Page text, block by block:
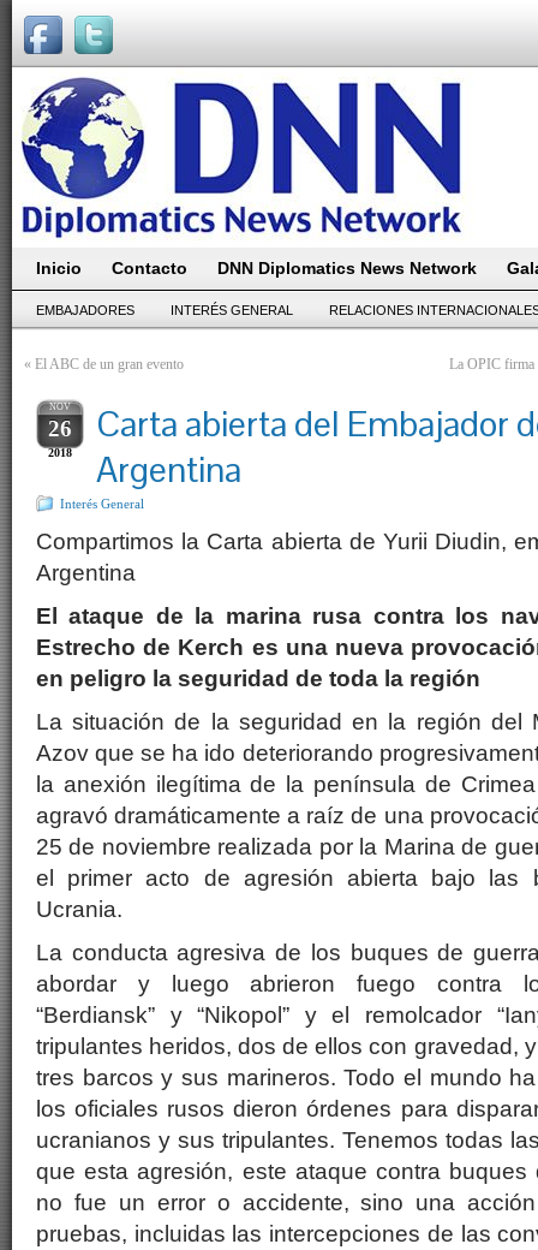
Inicio Contacto DNN Diplomatics News Network
EMBAJADORES INTERÉS GENERAL RELACIONES
« El ABC de un gran evento La OPIC firma
NOV
26
2018
Carta abierta del Embajador
Argentina
Interés General
Compartimos la Carta abierta de Yurii Diudin,
Argentina
El ataque de la marina rusa contra los
Estrecho de Kerch es una nueva
en peligro la seguridad de toda la región
La situación de la seguridad en la región del
Azov que se ha ido deteriorando
la anexión ilegítima de la península de
agravó dramáticamente a raíz de una
25 de noviembre realizada por la Marina de
el primer acto de agresión abierta bajo las
Ucrania.
La conducta agresiva de los buques de
abordar y luego abrieron fuego contra
“Berdiansk” y “Nikopol” y el remolcador
tripulantes heridos, dos de ellos con gravedad,
tres barcos y sus marineros. Todo el mundo
los oficiales rusos dieron órdenes para
ucranianos y sus tripulantes. Tenemos todas
que esta agresión, este ataque contra
no fue un error o accidente, sino una
pruebas, incluidas las intercepciones de las